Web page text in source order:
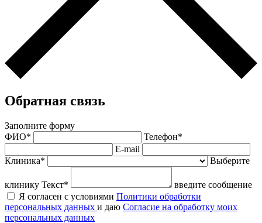
Обратная связь
Заполните форму
ФИО*
Телефон*
E-mail
Клиника*
Выберите
клинику Текст*
введите сообщение
Я согласен с условиями Политики обработки
персональных данных и даю Согласие на обработку моих
персональных данных